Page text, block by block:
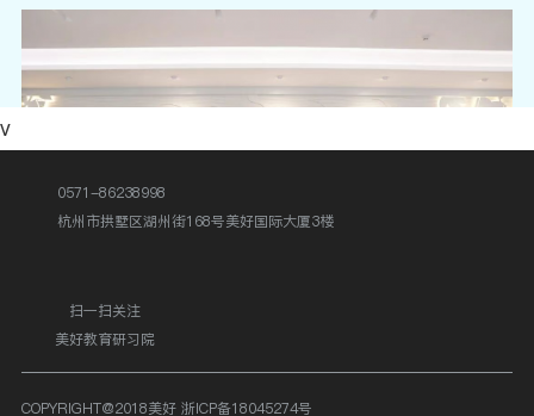
程
v
0571-86238998
杭州市拱墅区湖州街168号美好国际大厦3楼
扫一扫关注
美好教育研习院
COPYRIGHT@2018美好 浙ICP备18045274号